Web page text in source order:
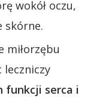
wokół oczu,
skórne.
miłorzębu
funkcji serca i